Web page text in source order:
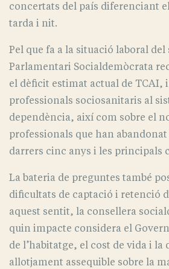
concertats del país diferenciant
tarda i nit.
Pel que fa a la situació laboral
Parlamentari Socialdemòcrata
el dèficit estimat actual de TCAI,
professionals sociosanitaris al
dependència, així com sobre el
professionals que han
darrers cinc anys i les principals
La bateria de preguntes també
dificultats de captació i retenció
aquest sentit, la consellera
quin impacte considera el
de l’habitatge, el cost de vida i la
allotjament assequible sobre la